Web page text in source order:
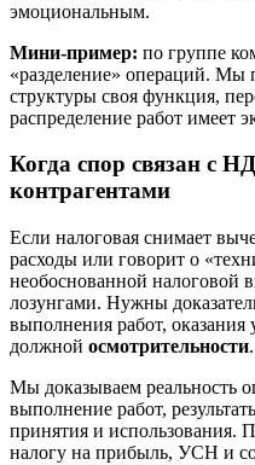
эмоциональным.
Мини-пример: по группе
«разделение» операций. Мы
структуры своя функция,
распределение работ имеет
Когда спор связан с
контрагентами
Если налоговая снимает
расходы или говорит о
необоснованной налоговой
лозунгами. Нужны
выполнения работ, оказания
должной осмотрительности.
Мы доказываем реальность
выполнение работ,
принятия и использования.
налогу на прибыль, УСН и